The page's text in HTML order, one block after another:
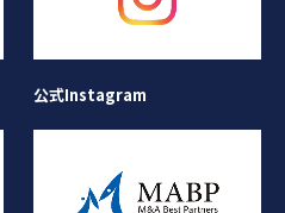
公式Instagram